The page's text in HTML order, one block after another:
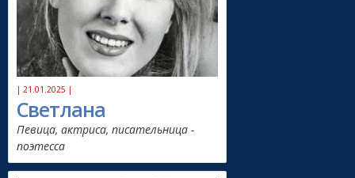
| 21.01.2025 |
Светлана
Певица, актриса, писательница -
поэтесса